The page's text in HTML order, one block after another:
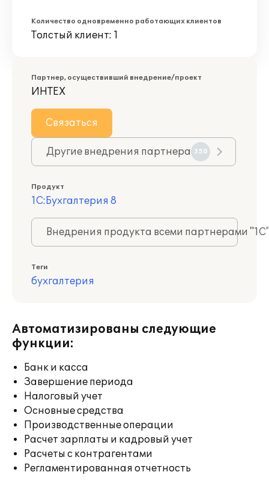
Количество одновременно работающих клиентов
Толстый клиент: 1
Партнер, осуществивший внедрение/проект
ИНТЕХ
Связаться
Другие внедрения партнера 350
Продукт
1С:Бухгалтерия 8
Внедрения продукта всеми партнерами
Теги
бухгалтерия
Автоматизированы следующие
функции:
Банк и касса
Завершение периода
Налоговый учет
Основные средства
Производственные операции
Расчет зарплаты и кадровый учет
Расчеты с контрагентами
Регламентированная отчетность